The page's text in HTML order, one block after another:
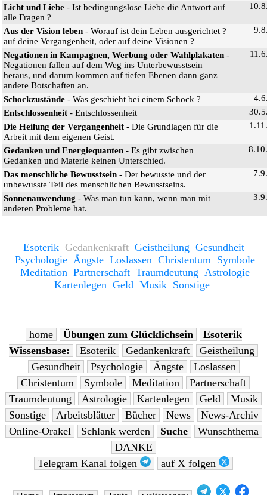
Licht und Liebe - Ist bedingungslose Liebe die Antwort auf
alle Fragen ?
Aus der Vision leben - Worauf ist dein Leben ausgerichtet ?
auf deine Vergangenheit, oder auf deine Visionen ?
Negationen in Kampagnen, Werbung oder Wahlplakaten -
Negationen fallen auf dem Weg ins Unterbewusstsein
heraus, und darum kommen auf tiefen Ebenen dann ganz
andere Botschaften an.
Schockzustände - Was geschieht bei einem Schock ?
Entschlossenheit - Entschlossenheit
Die Heilung der Vergangenheit - Die Grundlagen für die
Arbeit mit dem eigenen Geist.
Gedanken und Energiequanten - Es gibt zwischen
Gedanken und Materie keinen Unterschied.
Das menschliche Bewusstsein - Der bewusste und der
unbewusste Teil des menschlichen Bewusstseins.
Sonnenanwendung - Was man tun kann, wenn man mit
anderen Probleme hat.
Esoterik Gedankenkraft Geistheilung Gesundheit
Psychologie Ängste Loslassen Christentum Symbole
Meditation Partnerschaft Traumdeutung Astrologie
Kartenlegen Geld Musik Sonstige
home Übungen zum Glücklichsein
Esoterik
Wissensbase:
Esoterik Gedankenkraft
Geistheilung
Gesundheit
Psychologie Ängste
Loslassen
Christentum
Symbole Meditation
Partnerschaft
Traumdeutung
Astrologie Kartenlegen Geld
Musik
Sonstige
Arbeitsblätter Bücher News
News-Archiv
Online-Orakel
Schlank werden Suche
Wunschthema
DANKE
Telegram Kanal folgen
auf X folgen